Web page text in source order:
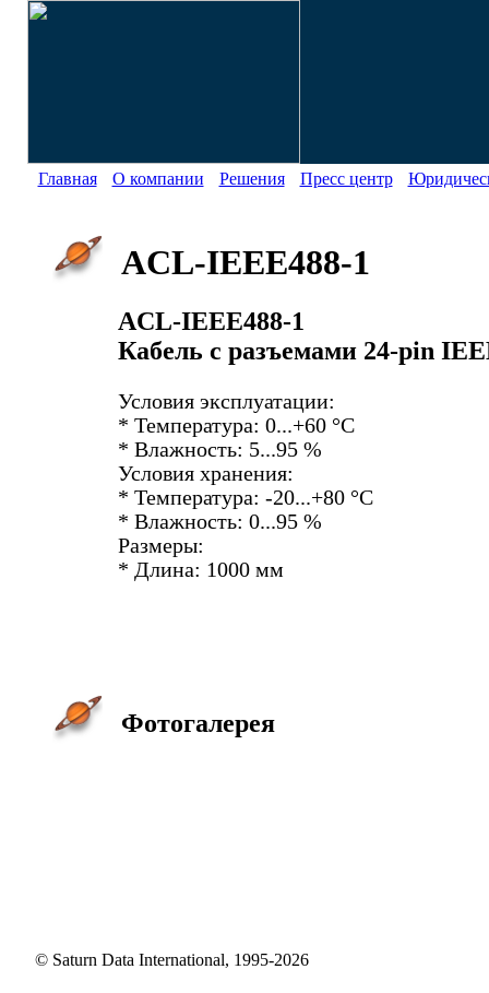
Главная О компании Решения Пресс центр
ACL-IEEE488-1
ACL-IEEE488-1
Кабель с разъемами 24-pin
Условия эксплуатации:
* Температура: 0...+60 °С
* Влажность: 5...95 %
Условия хранения:
* Температура: -20...+80 °С
* Влажность: 0...95 %
Размеры:
* Длина: 1000 мм
Фотогалерея
© Saturn Data International, 1995-2026